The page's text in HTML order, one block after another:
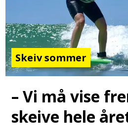
Skeiv sommer
– Vi må vise
skeive hele